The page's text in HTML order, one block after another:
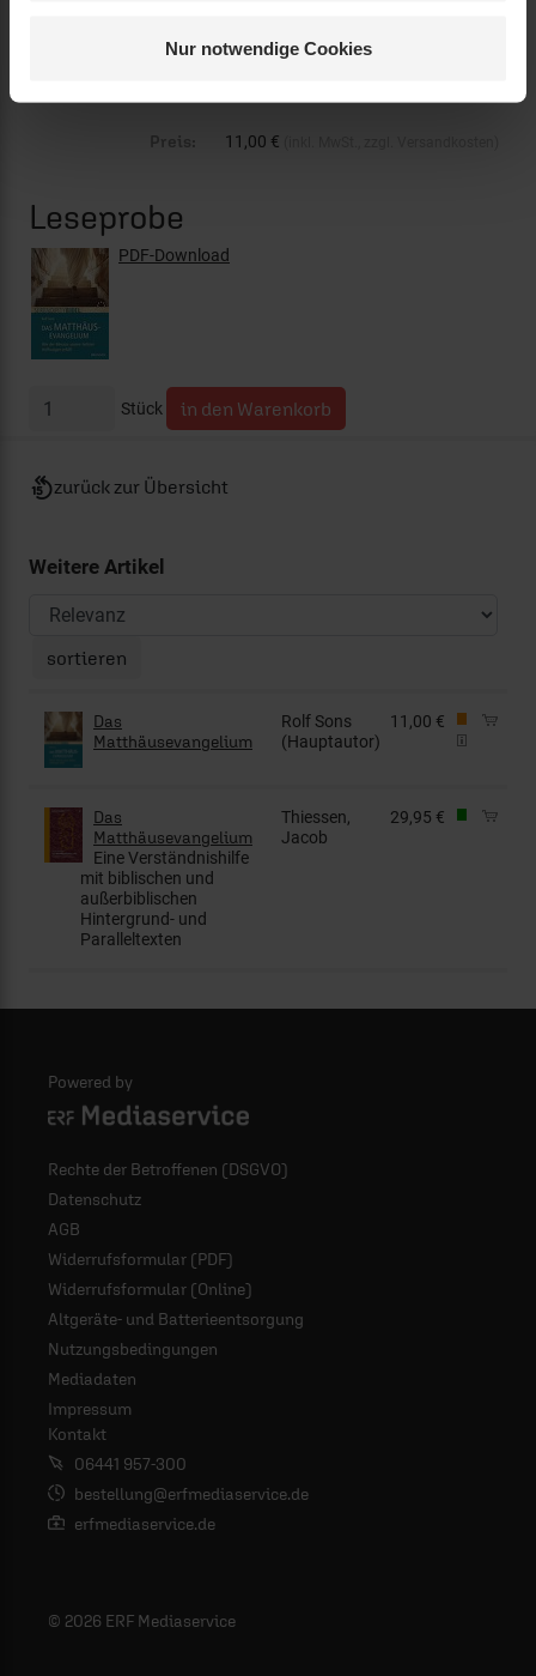
Nur notwendige Cookies
Preis: 11,00 €
Leseprobe
PDF-Download
Stück
zurück zur Übersicht
Weitere Artikel
Das
Matthäusevangelium
Rolf Sons
(Hauptautor)
11,00 €
Das
Matthäusevangelium
Eine Verständnishilfe
mit biblischen und
außerbiblischen
Hintergrund- und
Paralleltexten
Thiessen,
Jacob
29,95 €
Powered by
Logo - ERF Mediaservice
Rechte der Betroffenen (DSGVO)
Datenschutz
AGB
Widerrufsformular (PDF)
Widerrufsformular (Online)
Altgeräte- und Batterieentsorgung
Nutzungsbedingungen
Mediadaten
Impressum
Kontakt
06441 957-300
bestellung@erfmediaservice.de
erfmediaservice.de
© 2026 ERF Mediaservice